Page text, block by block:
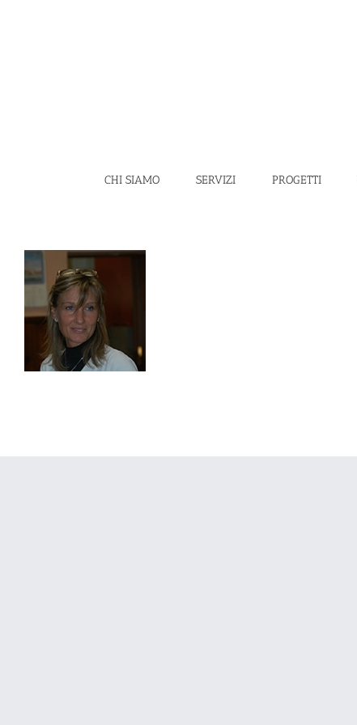
CHI SIAMO SERVIZI PROGETTI